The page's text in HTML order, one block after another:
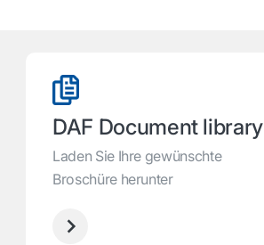
DAF Document library
Laden Sie Ihre gewünschte
Broschüre herunter